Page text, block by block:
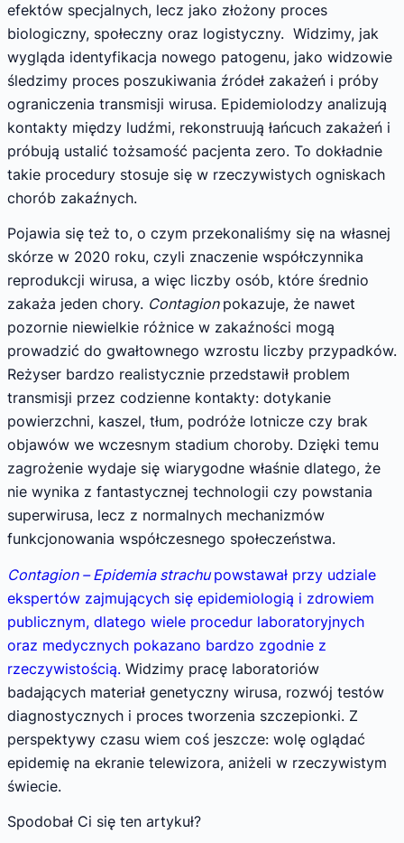
efektów specjalnych, lecz jako złożony proces
biologiczny, społeczny oraz logistyczny. Widzimy, jak
wygląda identyfikacja nowego patogenu, jako widzowie
śledzimy proces poszukiwania źródeł zakażeń i próby
ograniczenia transmisji wirusa. Epidemiolodzy analizują
kontakty między ludźmi, rekonstruują łańcuch zakażeń i
próbują ustalić tożsamość pacjenta zero. To dokładnie
takie procedury stosuje się w rzeczywistych ogniskach
chorób zakaźnych.
Pojawia się też to, o czym przekonaliśmy się na własnej
skórze w 2020 roku, czyli znaczenie współczynnika
reprodukcji wirusa, a więc liczby osób, które średnio
zakaża jeden chory. Contagion pokazuje, że nawet
pozornie niewielkie różnice w zakaźności mogą
prowadzić do gwałtownego wzrostu liczby przypadków.
Reżyser bardzo realistycznie przedstawił problem
transmisji przez codzienne kontakty: dotykanie
powierzchni, kaszel, tłum, podróże lotnicze czy brak
objawów we wczesnym stadium choroby. Dzięki temu
zagrożenie wydaje się wiarygodne właśnie dlatego, że
nie wynika z fantastycznej technologii czy powstania
superwirusa, lecz z normalnych mechanizmów
funkcjonowania współczesnego społeczeństwa.
Contagion – Epidemia strachupowstawał przy udziale
ekspertów zajmujących się epidemiologią i zdrowiem
publicznym, dlatego wiele procedur laboratoryjnych
oraz medycznych pokazano bardzo zgodnie z
rzeczywistością. Widzimy pracę laboratoriów
badających materiał genetyczny wirusa, rozwój testów
diagnostycznych i proces tworzenia szczepionki. Z
perspektywy czasu wiem coś jeszcze: wolę oglądać
epidemię na ekranie telewizora, aniżeli w rzeczywistym
świecie.
Spodobał Ci się ten artykuł?